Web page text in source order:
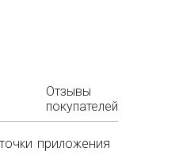
Отзывы
покупателей
приложения